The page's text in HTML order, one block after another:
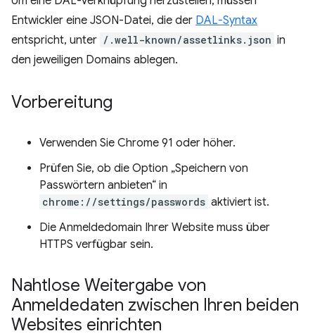
Entwickler eine JSON-Datei, die der DAL-Syntax
entspricht, unter /.well-known/assetlinks.json in
den jeweiligen Domains ablegen.
Vorbereitung
Verwenden Sie Chrome 91 oder höher.
Prüfen Sie, ob die Option „Speichern von
Passwörtern anbieten“ in
chrome://settings/passwords aktiviert ist.
Die Anmeldedomain Ihrer Website muss über
HTTPS verfügbar sein.
Nahtlose Weitergabe von
Anmeldedaten zwischen Ihren beiden
Websites einrichten